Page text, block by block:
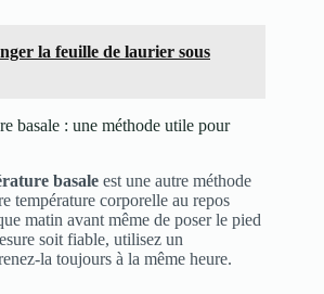
la feuille de laurier sous
basale : une méthode utile pour
basale est une autre méthode
température corporelle au repos
matin avant même de poser le pied
soit fiable, utilisez un
la toujours à la même heure.